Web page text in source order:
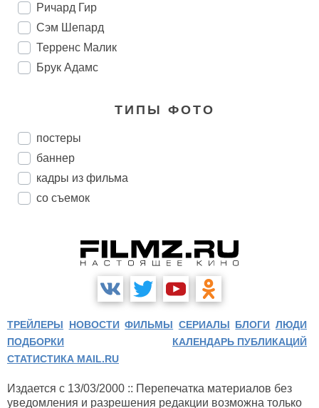
Ричард Гир
Сэм Шепард
Терренс Малик
Брук Адамс
ТИПЫ ФОТО
постеры
баннер
кадры из фильма
со съемок
ТРЕЙЛЕРЫ НОВОСТИ ФИЛЬМЫ СЕРИАЛЫ БЛОГИ ЛЮДИ
ПОДБОРКИ
КАЛЕНДАРЬ ПУБЛИКАЦИЙ
СТАТИСТИКА MAIL.RU
Издается с 13/03/2000 :: Перепечатка материалов без
уведомления и разрешения редакции возможна только